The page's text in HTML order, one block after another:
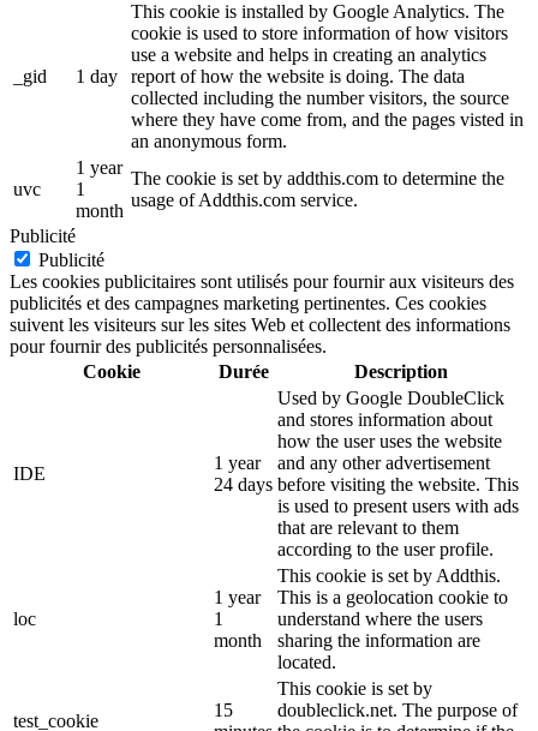
_gid 1 day
This cookie is installed by Google Analytics. The
cookie is used to store information of how visitors
use a website and helps in creating an analytics
report of how the website is doing. The data
collected including the number visitors, the source
where they have come from, and the pages visted in
an anonymous form.
uvc
1 year
1
month
The cookie is set by addthis.com to determine the
usage of Addthis.com service.
Publicité
Publicité
Les cookies publicitaires sont utilisés pour fournir aux visiteurs des
publicités et des campagnes marketing pertinentes. Ces cookies
suivent les visiteurs sur les sites Web et collectent des informations
pour fournir des publicités personnalisées.
Cookie
Durée Description
IDE
1 year
24 days
Used by Google DoubleClick
and stores information about
how the user uses the website
and any other advertisement
before visiting the website. This
is used to present users with ads
that are relevant to them
according to the user profile.
loc
1 year
1
month
This cookie is set by Addthis.
This is a geolocation cookie to
understand where the users
sharing the information are
located.
test_cookie
15
This cookie is set by
doubleclick.net. The purpose of